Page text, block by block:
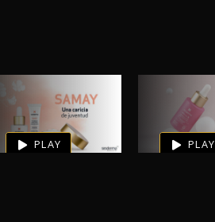
Samay
PLAY
0
Spot Reti
Age 5
PLAY